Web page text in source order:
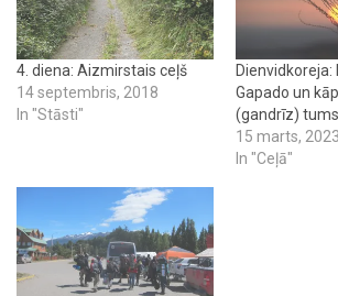
4. diena: Aizmirstais ceļš
14 septembris, 2018
In "Stāsti"
Dienvidkoreja:
Gapado un
(gandrīz)
15 marts, 2023
In "Ceļā"